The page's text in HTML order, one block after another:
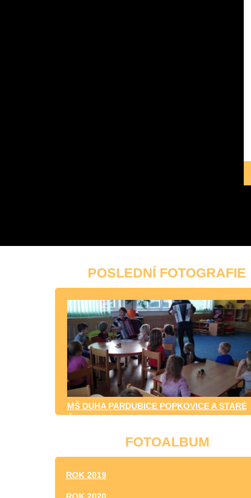
POSLEDNÍ FOTOGRAFIE
MŠ DUHA PARDUBICE POPKOVICE A STARÉ
ČIVICE
FOTOALBUM
ROK 2019